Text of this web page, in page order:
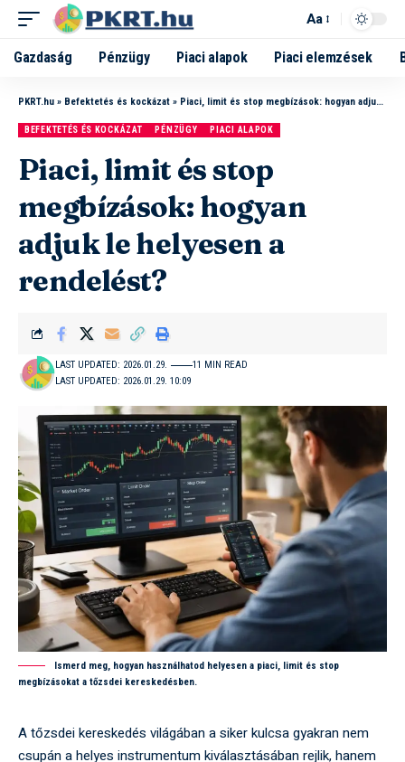
Aa
Gazdaság Pénzügy Piaci alapok Piaci elemzések
PKRT.hu » Befektetés és kockázat » Piaci, limit és stop megbízások: hogyan adjuk le helyesen a rendelést?
BEFEKTETÉS ÉS KOCKÁZAT PÉNZÜGY PIACI ALAPOK
Piaci, limit és stop
megbízások: hogyan
adjuk le helyesen a
rendelést?
LAST UPDATED: 2026.01.29. 10:09
LAST UPDATED: 2026.01.29. 11 MIN READ
Ismerd meg, hogyan használhatod helyesen a piaci, limit és stop
megbízásokat a tőzsdei kereskedésben.
A tőzsdei kereskedés világában a siker kulcsa gyakran nem
csupán a helyes instrumentum kiválasztásában rejlik, hanem